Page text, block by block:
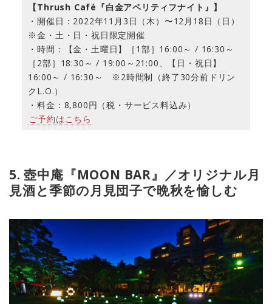
【Thrush Café『白金アペリティフナイト』】
・開催日：2022年11⽉3⽇（木）〜12⽉18⽇（日）
※金・土・日・祝日限定開催
・時間：【金・土曜日】［1部］16:00～ / 16:30～
［2部］18:30～ / 19:00～21:00、【日・祝日】
16:00～ / 16:30～ ※2時間制（終了30分前ドリン
クL.O.）
・料金：8,800円（税・サービス料込み）
ご予約はこちら
5. 壺中庵『MOON BAR』／オリジナル月
見酒と季節の月見団子で晩秋を愉しむ